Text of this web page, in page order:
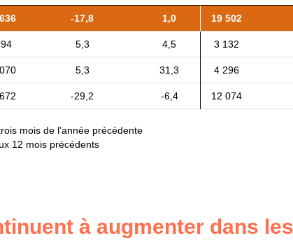
-17,8 1,0 19 502
5,3 4,5 3 132
5,3 31,3 4 296
-29,2 -6,4 12 074
mois de l’année précédente
12 mois précédents
à augmenter dans